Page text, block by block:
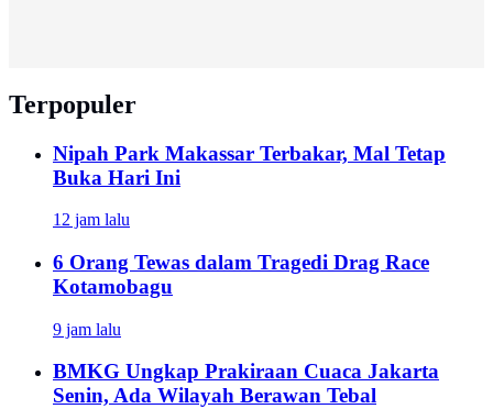
Terpopuler
Nipah Park Makassar Terbakar, Mal Tetap
Buka Hari Ini
12 jam lalu
6 Orang Tewas dalam Tragedi Drag Race
Kotamobagu
9 jam lalu
BMKG Ungkap Prakiraan Cuaca Jakarta
Senin, Ada Wilayah Berawan Tebal